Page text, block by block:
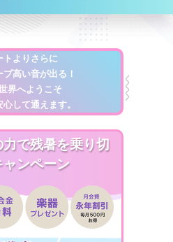
トよりさらに
ブ高い音が出る！
界へようこそ
して通えます。
で残暑を乗り切
ャンペーン